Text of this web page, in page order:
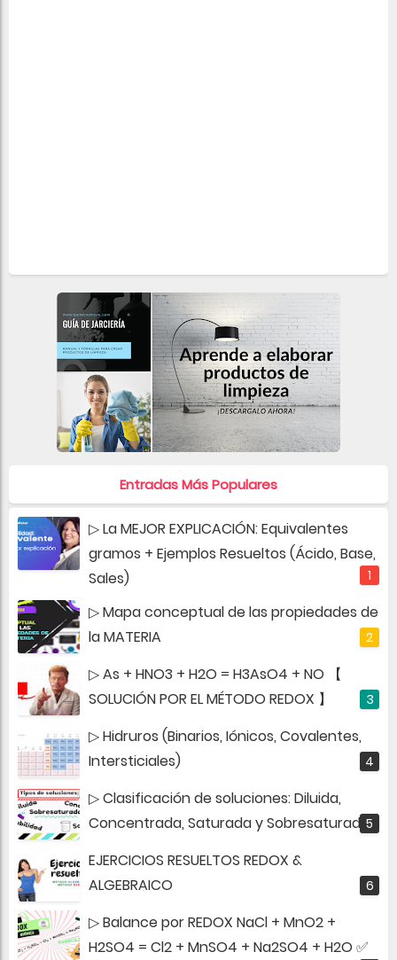
Entradas Más Populares
▷ La MEJOR EXPLICACIÓN: Equivalentes
gramos + Ejemplos Resueltos (Ácido, Base,
Sales)
▷ Mapa conceptual de las propiedades de
la MATERIA
▷ As + HNO3 + H2O = H3AsO4 + NO 【
SOLUCIÓN POR EL MÉTODO REDOX 】
▷ Hidruros (Binarios, Iónicos, Covalentes,
Intersticiales)
▷ Clasificación de soluciones: Diluida,
Concentrada, Saturada y Sobresaturada
EJERCICIOS RESUELTOS REDOX &
ALGEBRAICO
▷ Balance por REDOX NaCl + MnO2 +
H2SO4 = Cl2 + MnSO4 + Na2SO4 + H2O ✅